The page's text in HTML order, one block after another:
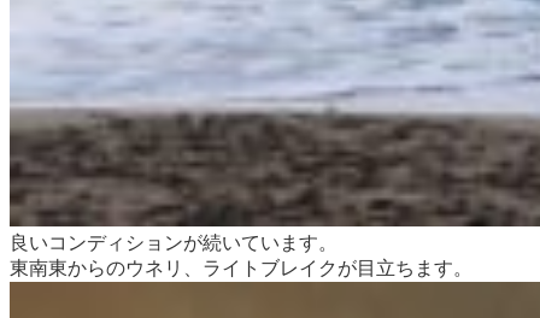
良いコンディションが続いています。
東南東からのウネリ、ライトブレイクが目立ちます。